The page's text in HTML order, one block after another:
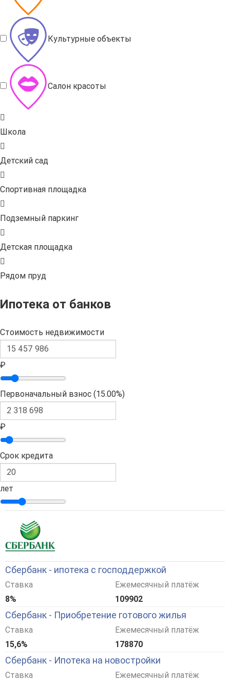
Культурные объекты
Салон красоты
Школа
Детский сад
Спортивная площадка
Подземный паркинг
Детская площадка
Рядом пруд
Ипотека от банков
Стоимость недвижимости
₽
Первоначальный взнос (15.00%)
₽
Срок кредита
лет
Сбербанк - ипотека с господдержкой
Ставка
8%
Ежемесячный платёж
109902
Сбербанк - Приобретение готового жилья
Ставка
15,6%
Ежемесячный платёж
178870
Сбербанк - Ипотека на новостройки
Ставка
Ежемесячный платёж